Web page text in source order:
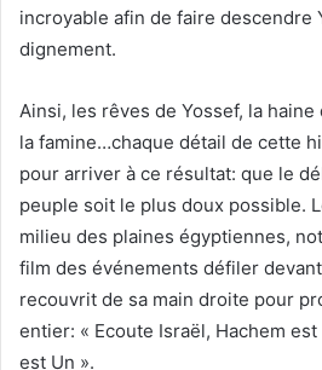
incroyable afin de faire descendre
dignement.
Ainsi, les rêves de Yossef, la
la famine…chaque détail de cette
pour arriver à ce résultat: que le
peuple soit le plus doux possible.
milieu des plaines égyptiennes,
film des événements défiler
recouvrit de sa main droite pour
entier: « Ecoute Israël, Hachem
est Un ».